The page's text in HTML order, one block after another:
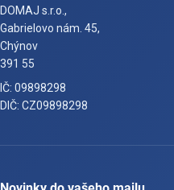
DOMAJ s.r.o.,
Gabrielovo nám. 45,
Chýnov
391 55
IČ: 09898298
DIČ: CZ09898298